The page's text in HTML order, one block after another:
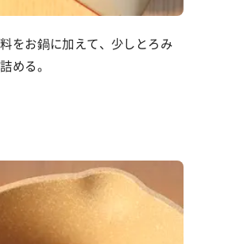
をお鍋に加えて、少しとろみ
める。